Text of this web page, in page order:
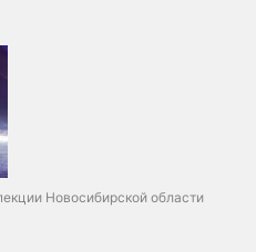
Новосибирской области